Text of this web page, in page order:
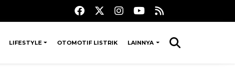
LIFESTYLE OTOMOTIF LISTRIK LAINNYA